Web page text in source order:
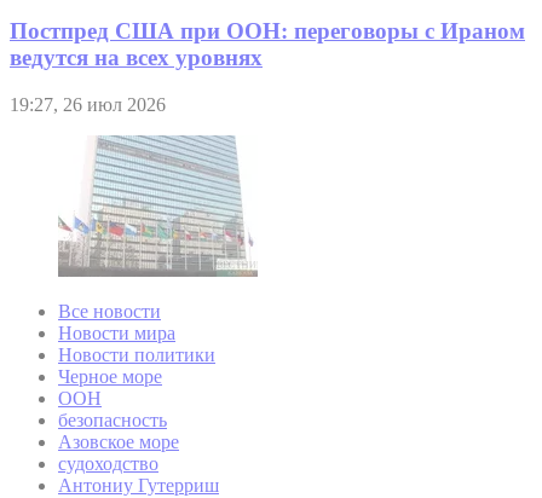
Постпред США при ООН: переговоры с Ираном
ведутся на всех уровнях
19:27, 26 июл 2026
Все новости
Новости мира
Новости политики
Черное море
ООН
безопасность
Азовское море
судоходство
Антониу Гутерриш